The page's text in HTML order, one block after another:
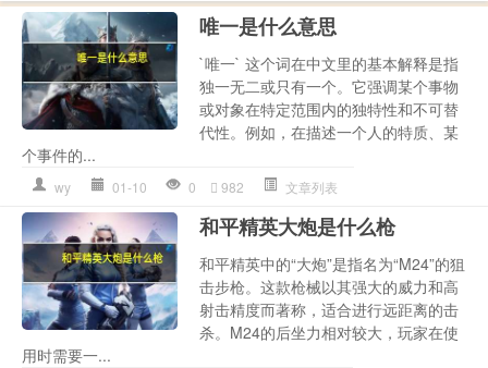
唯一是什么意思
`唯一` 这个词在中文里的基本解释是指
独一无二或只有一个。它强调某个事物
或对象在特定范围内的独特性和不可替
代性。例如，在描述一个人的特质、某
个事件的...
wy 01-10 0 982 文章列表
和平精英大炮是什么枪
和平精英中的“大炮”是指名为“M24”的狙
击步枪。这款枪械以其强大的威力和高
射击精度而著称，适合进行远距离的击
杀。M24的后坐力相对较大，玩家在使
用时需要一...